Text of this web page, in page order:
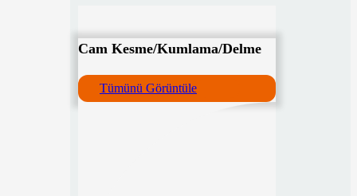
Cam Kesme/Kumlama/Delme
Tümünü Görüntüle